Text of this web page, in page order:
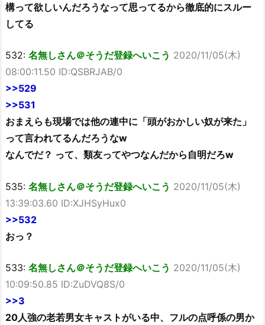
構って欲しいんだろうなって思ってるから徹底的にスルー
してる
532: 名無しさん＠そうだ登録へいこう 2020/11/05(木)
08:00:11.50 ID:QSBRJAB/0
>>529
>>531
おまえらも現場では他の連中に「頭がおかしい奴が来た」
って言われてるんだろうなw
なんでだ？ って、類友ってやつなんだから自明だろw
535: 名無しさん＠そうだ登録へいこう 2020/11/05(木)
13:39:03.60 ID:XJHSyHux0
>>532
おっ？
533: 名無しさん＠そうだ登録へいこう 2020/11/05(木)
10:09:50.85 ID:ZuDVQ8S/0
>>3
20人強の老若男女キャストがいる中、フルの点呼係の男か